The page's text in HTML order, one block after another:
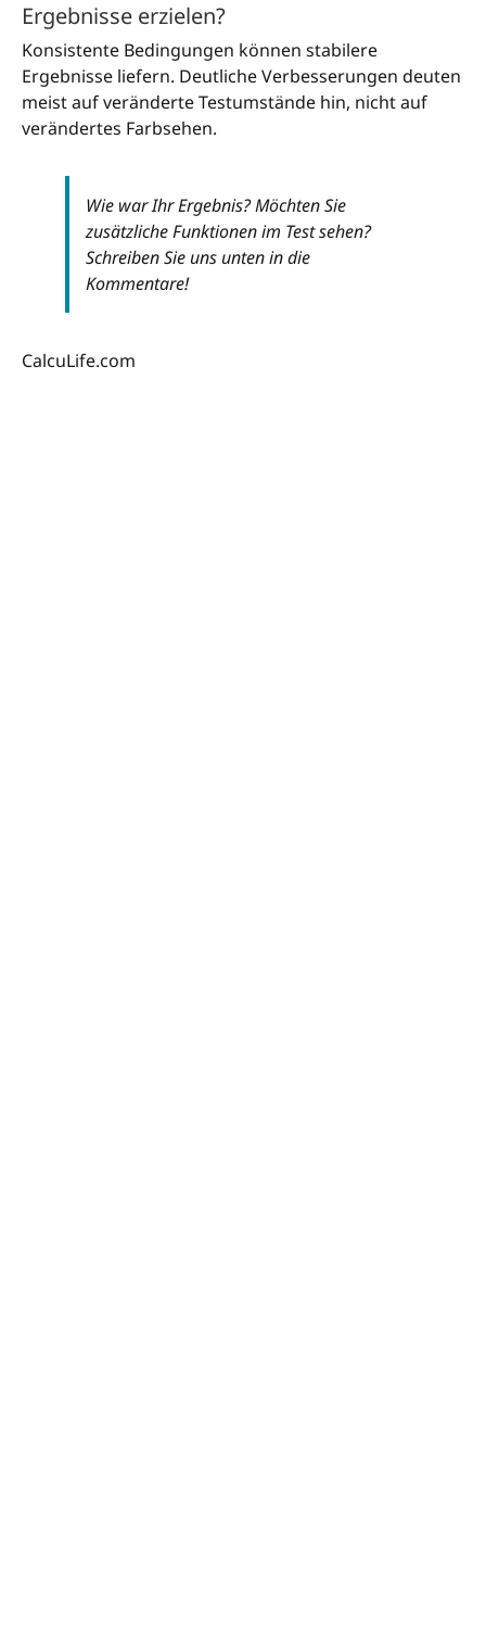
Ergebnisse erzielen?
Konsistente Bedingungen können stabilere
Ergebnisse liefern. Deutliche Verbesserungen deuten
meist auf veränderte Testumstände hin, nicht auf
verändertes Farbsehen.
Wie war Ihr Ergebnis? Möchten Sie
zusätzliche Funktionen im Test sehen?
Schreiben Sie uns unten in die
Kommentare!
CalcuLife.com